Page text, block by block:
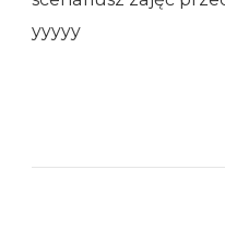
yyyyy